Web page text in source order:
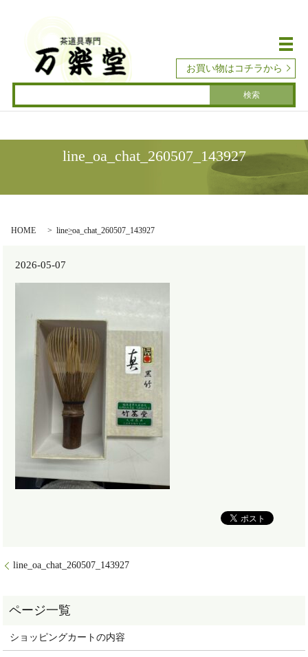
メ
お買い物はコチラから
line_oa_chat_260507_143927
HOME line_oa_chat_260507_143927
2026-05-07
line_oa_chat_260507_143927
ショッピングカートの内容